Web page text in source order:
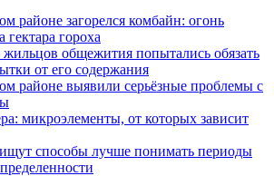
районе загорелся комбайн: огонь
гороха
общежития попытались обязать
от его содержания
районе выявили серьёзные проблемы с
микроэлементы, от которых зависит
способы лучше понимать периоды